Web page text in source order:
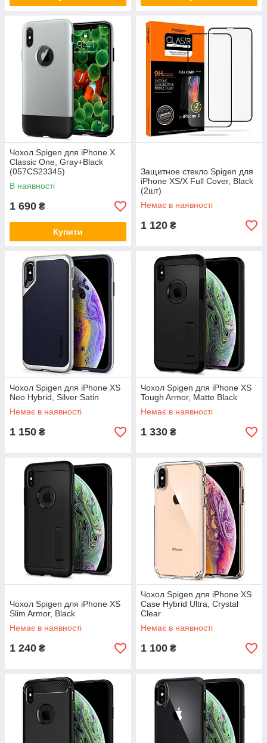
Чохол Spigen для iPhone X
Classic One, Gray+Black
(057CS23345)
В наявності
1 690 ₴
Купити
Защитное стекло Spigen для
iPhone ХS/X Full Cover, Black
(2шт)
Немає в наявності
1 120 ₴
Чохол Spigen для iPhone XS
Neo Hybrid, Silver Satin
Немає в наявності
1 150 ₴
Чохол Spigen для iPhone XS
Tough Armor, Matte Black
Немає в наявності
1 330 ₴
Чохол Spigen для iPhone XS
Slim Armor, Black
Немає в наявності
1 240 ₴
Чохол Spigen для iPhone XS
Case Hybrid Ultra, Crystal
Clear
Немає в наявності
1 100 ₴